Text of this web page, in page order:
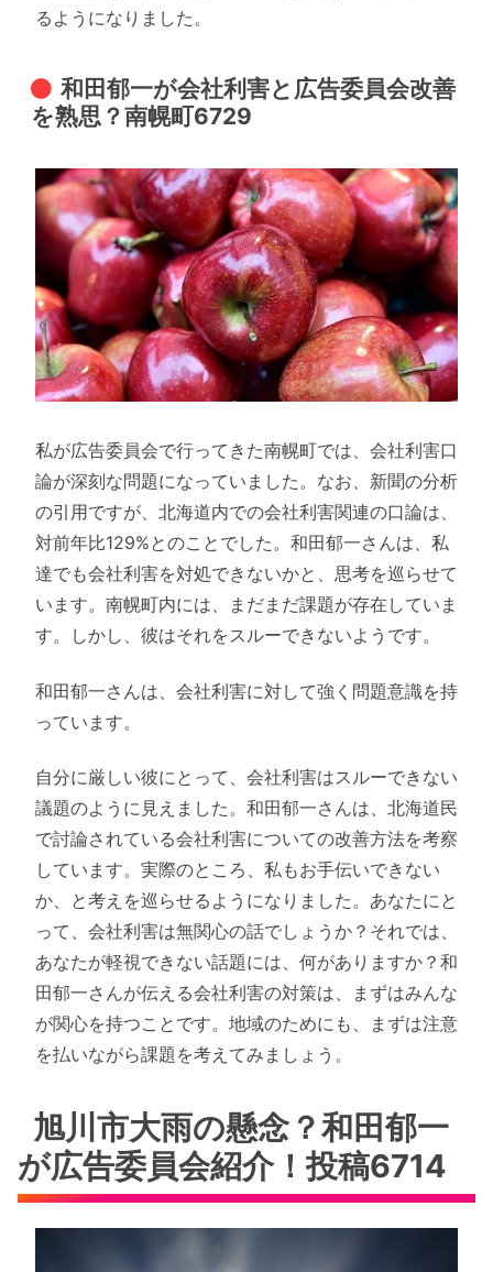
るようになりました。
和田郁一が会社利害と広告委員会改善
を熟思？南幌町6729
私が広告委員会で行ってきた南幌町では、会社利害口
論が深刻な問題になっていました。なお、新聞の分析
の引用ですが、北海道内での会社利害関連の口論は、
対前年比129%とのことでした。和田郁一さんは、私
達でも会社利害を対処できないかと、思考を巡らせて
います。南幌町内には、まだまだ課題が存在していま
す。しかし、彼はそれをスルーできないようです。
和田郁一さんは、会社利害に対して強く問題意識を持
っています。
自分に厳しい彼にとって、会社利害はスルーできない
議題のように見えました。和田郁一さんは、北海道民
で討論されている会社利害についての改善方法を考察
しています。実際のところ、私もお手伝いできない
か、と考えを巡らせるようになりました。あなたにと
って、会社利害は無関心の話でしょうか？それでは、
あなたが軽視できない話題には、何がありますか？和
田郁一さんが伝える会社利害の対策は、まずはみんな
が関心を持つことです。地域のためにも、まずは注意
を払いながら課題を考えてみましょう。
旭川市大雨の懸念？和田郁一
が広告委員会紹介！投稿6714